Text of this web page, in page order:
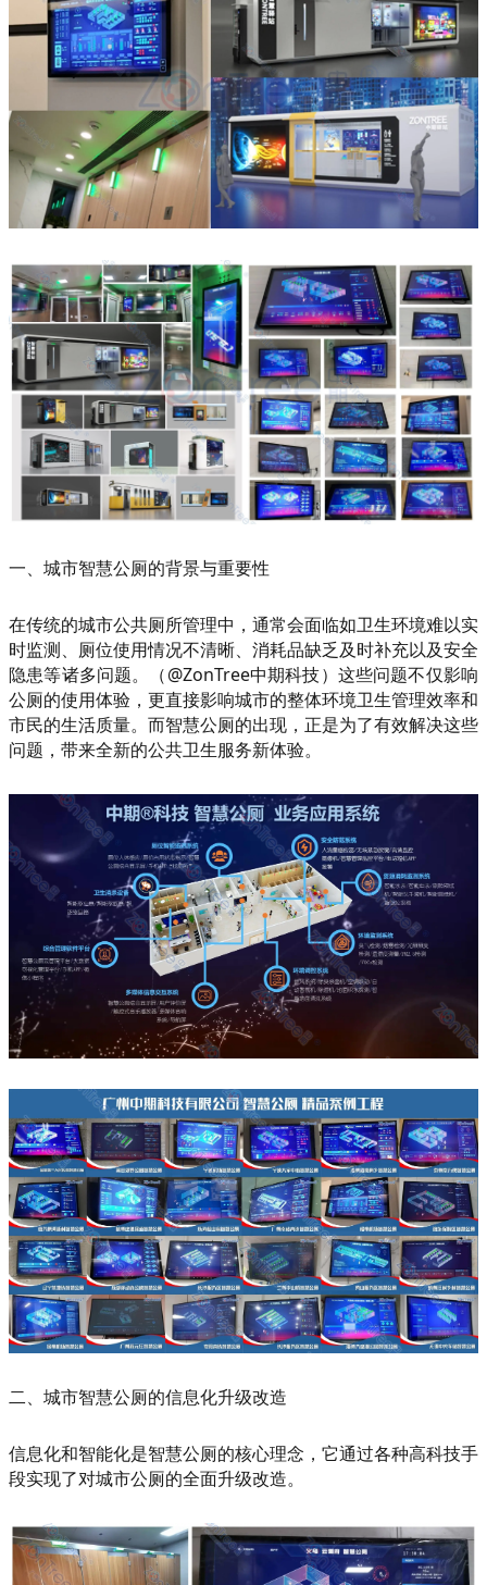
一、城市智慧公厕的背景与重要性
在传统的城市公共厕所管理中，通常会面临如卫生环境难以实
时监测、厕位使用情况不清晰、消耗品缺乏及时补充以及安全
隐患等诸多问题。（@ZonTree中期科技）这些问题不仅影响
公厕的使用体验，更直接影响城市的整体环境卫生管理效率和
市民的生活质量。而智慧公厕的出现，正是为了有效解决这些
问题，带来全新的公共卫生服务新体验。
二、城市智慧公厕的信息化升级改造
信息化和智能化是智慧公厕的核心理念，它通过各种高科技手
段实现了对城市公厕的全面升级改造。